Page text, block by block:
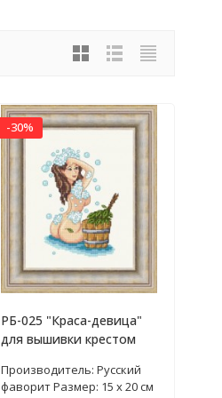
-30%
РБ-025 "Краса-девица"
для вышивки крестом
Производитель: Русский
фаворит Размер: 15 х 20 см